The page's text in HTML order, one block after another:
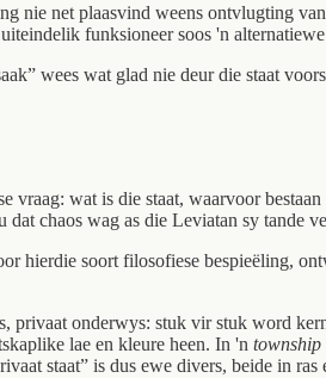
nie net plaasvind weens ontvlugting
funksioneer soos 'n
wees wat glad nie deur die staat
vraag: wat is die staat, waarvoor
chaos wag as die Leviatan sy tande
hierdie soort filosofiese bespieëling,
privaat onderwys: stuk vir stuk word
lae en kleure heen. In 'n township
staat” is dus ewe divers, beide in